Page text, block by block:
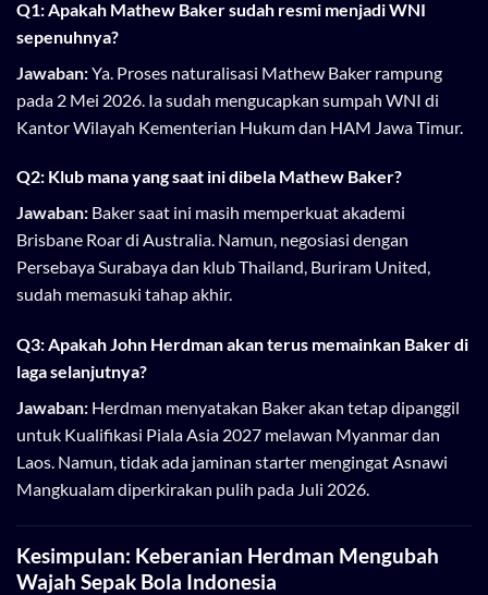
Q1: Apakah Mathew Baker sudah resmi menjadi WNI
sepenuhnya?
Jawaban:Ya. Proses naturalisasi Mathew Baker rampung
pada 2 Mei 2026. Ia sudah mengucapkan sumpah WNI di
Kantor Wilayah Kementerian Hukum dan HAM Jawa Timur.
Q2: Klub mana yang saat ini dibela Mathew Baker?
Jawaban: Baker saat ini masih memperkuat akademi
Brisbane Roar di Australia. Namun, negosiasi dengan
Persebaya Surabaya dan klub Thailand, Buriram United,
sudah memasuki tahap akhir.
Q3: Apakah John Herdman akan terus memainkan Baker di
laga selanjutnya?
Jawaban: Herdman menyatakan Baker akan tetap dipanggil
untuk Kualifikasi Piala Asia 2027 melawan Myanmar dan
Laos. Namun, tidak ada jaminan starter mengingat Asnawi
Mangkualam diperkirakan pulih pada Juli 2026.
Kesimpulan: Keberanian Herdman Mengubah
Wajah Sepak Bola Indonesia